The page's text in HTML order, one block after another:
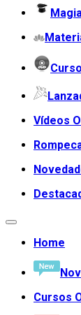
Vídeos
Home
Cursos